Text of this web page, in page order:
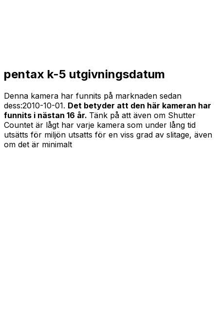
pentax k-5 utgivningsdatum
Denna kamera har funnits på marknaden sedan
dess:2010-10-01. Det betyder att den här kameran har
funnits i nästan 16 år. Tänk på att även om Shutter
Countet är lågt har varje kamera som under lång tid
utsätts för miljön utsatts för en viss grad av slitage, även
om det är minimalt